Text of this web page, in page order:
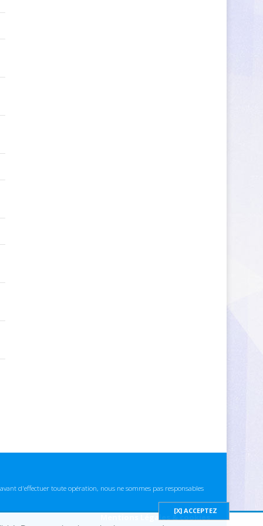
d'effectuer toute opération, nous ne sommes pas responsables
Mentions Légales & cookies